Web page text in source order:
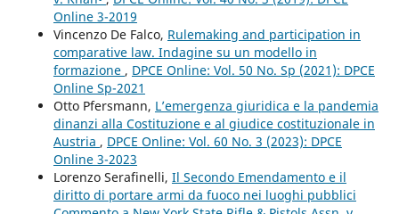
Online 3-2019
Vincenzo De Falco, Rulemaking and participation in
comparative law. Indagine su un modello in
formazione , DPCE Online: Vol. 50 No. Sp (2021): DPCE
Online Sp-2021
Otto Pfersmann, L’emergenza giuridica e la pandemia
dinanzi alla Costituzione e al giudice costituzionale in
Austria , DPCE Online: Vol. 60 No. 3 (2023): DPCE
Online 3-2023
Lorenzo Serafinelli, Il Secondo Emendamento e il
diritto di portare armi da fuoco nei luoghi pubblici